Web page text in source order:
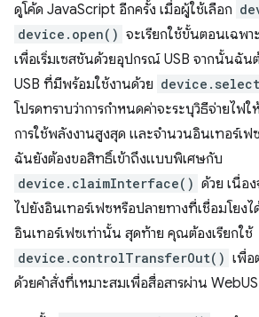
ดูโค้ด JavaScript อีกครั้ง เมื่อผู้ใช้เลือก
device.open() จะเรียกใช้ขั้นตอนเฉพ
เพื่อเริ่มเซสชันด้วยอุปกรณ์ USB จากนั้นฉัน
USB ที่มีพร้อมใช้งานด้วย
โปรดทราบว่าการกำหนดค่าจะระบุวิธีจ่ายไ
การใช้พลังงานสูงสุด และจำนวนอินเทอร์เ
ฉันยังต้องขอสิทธิ์เข้าถึงแบบพิเศษกับ
device.claimInterface() ด้วย เนื่อ
ไปยังอินเทอร์เฟซหรือปลายทางที่เชื่อมโยง
อินเทอร์เฟซเท่านั้น สุดท้าย คุณต้องเรียกใช้
device.controlTransferOut() เพื่
ด้วยคำสั่งที่เหมาะสมเพื่อสื่อสารผ่าน